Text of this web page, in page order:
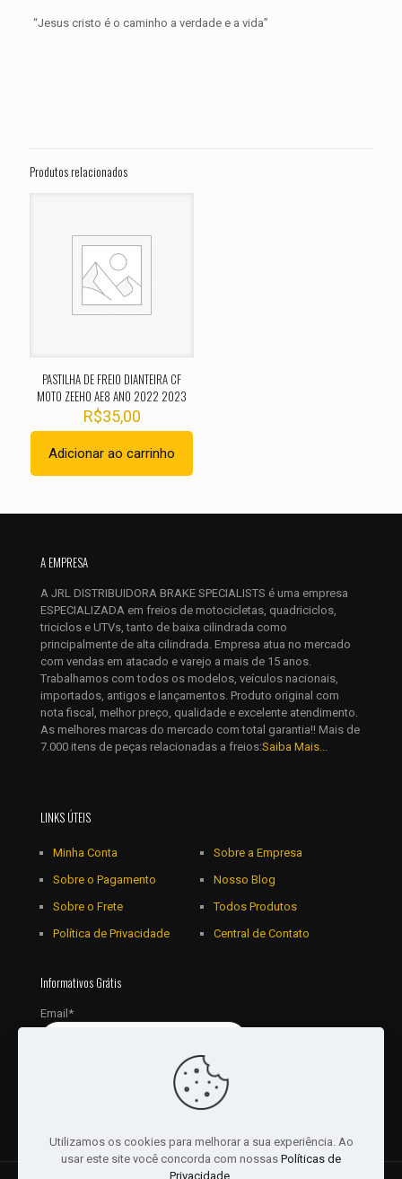
“Jesus cristo é o caminho a verdade e a vida”
2025”
obrigatórios são marcados com
Sua avaliação
1 de 5
2 de 5
mail
*
Salvar meus dados neste navegador para a próxima vez que
eu comentar.
Produtos relacionados
PASTILHA DE FREIO DIANTEIRA CF
MOTO ZEEHO AE8 ANO 2022 2023
R$35,00
Adicionar ao carrinho
A EMPRESA
A JRL DISTRIBUIDORA BRAKE SPECIALISTS é uma empresa
ESPECIALIZADA em freios de motocicletas, quadriciclos,
triciclos e UTVs, tanto de baixa cilindrada como
principalmente de alta cilindrada. Empresa atua no mercado
com vendas em atacado e varejo a mais de 15 anos.
Trabalhamos com todos os modelos, veículos nacionais,
importados, antigos e lançamentos. Produto original com
nota fiscal, melhor preço, qualidade e excelente atendimento.
As melhores marcas do mercado com total garantia!! Mais de
7.000 itens de peças relacionadas a freios:Saiba Mais...
LINKS ÚTEIS
Minha Conta
Sobre o Pagamento
Sobre o Frete
Política de Privacidade
Sobre a Empresa
Nosso Blog
Todos Produtos
Central de Contato
Informativos Grátis
Email*
Utilizamos os cookies para melhorar a sua experiência. Ao
usar este site você concorda com nossas Políticas de
Privacidade